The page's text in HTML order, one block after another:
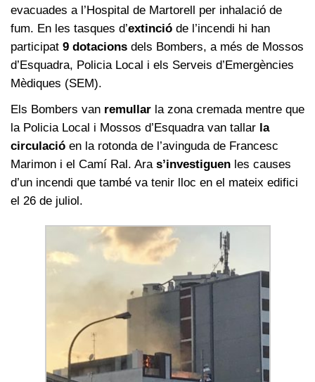
evacuades a l’Hospital de Martorell per inhalació de
fum. En les tasques d’extinció de l’incendi hi han
participat 9 dotacions dels Bombers, a més de Mossos
d’Esquadra, Policia Local i els Serveis d’Emergències
Mèdiques (SEM).
Els Bombers van remullar la zona cremada mentre que
la Policia Local i Mossos d’Esquadra van tallar la
circulació en la rotonda de l’avinguda de Francesc
Marimon i el Camí Ral. Aras’investiguen les causes
d’un incendi que també va tenir lloc en el mateix edifici
el 26 de juliol.